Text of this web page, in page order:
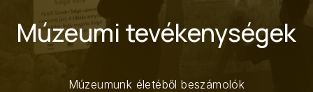
Múzeumi tevékenységek
Múzeumunk életéből beszámolók